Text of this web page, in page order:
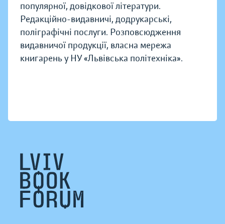
популярної, довідкової літератури.
Редакційно-видавничі, додрукарські,
поліграфічні послуги. Розповсюдження
видавничої продукції, власна мережа
книгарень у НУ «Львівська політехніка».